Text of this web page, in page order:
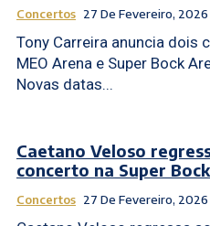
Concertos 27 De Fevereiro, 2026
Tony Carreira anuncia dois
MEO Arena e Super Bock
Novas datas...
Caetano Veloso
concerto na Super
Concertos 27 De Fevereiro, 2026